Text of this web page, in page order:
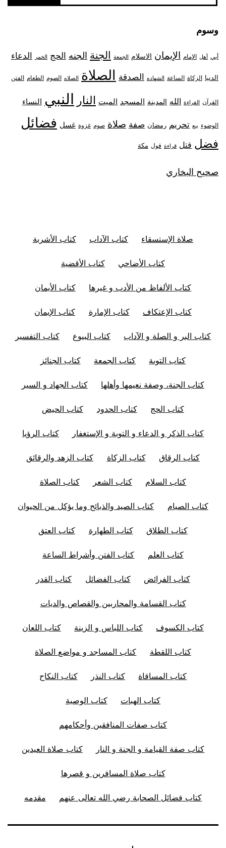
وسوم
أبي أهل الإمام الإيمان الاسلام الجمعة الجنة الجنه الحج الخمر الدعاء
الدنيا الزكاة الساعة الشهاده الصدقة الصلاة الصلاه الصوم الطعام الفتن
القرآن القراءة الله المدينة المسجد الميت النار النبي النساء
الوضوء بيع تحريم رمضان صفة صلاة صوم غزوة غسل فضائل
فضل قتل قراءة قول مكة
صحيح البخاري
صلاة الإستسقاء كتاب الآداب كتاب الأشربة
كتاب الأضاحي كتاب الأقضية
كتاب الألفاظ من الأدب و غيرها كتاب الأيمان
كتاب الإعتكاف كتاب الإمارة كتاب الإيمان
كتاب البر و الصلة و الآداب كتاب البيوع كتاب التفسير
كتاب التوبة كتاب الجمعة كتاب الجنائز
كتاب الجنة، وصفة نعيمها وأهلها كتاب الجهاد و السير
كتاب الحج كتاب الحدود كتاب الحيض
كتاب الذكر و الدعاء و التوبة و الإستغفار كتاب الرؤيا
كتاب الرقاق كتاب الزكاة كتاب الزهد والرقائق
كتاب السلام كتاب الشعر كتاب الصلاة
كتاب الصيام كتاب الصيد والذبائح وما يؤكل من الحيوان
كتاب الطلاق كتاب الطهارة كتاب العتق
كتاب العلم كتاب الفتن وأشراط الساعة
كتاب الفرائض كتاب الفضائل كتاب القدر
كتاب القسامة والمحاربين والقصاص والديات
كتاب الكسوف كتاب اللباس و الزينة كتاب اللعان
كتاب اللقطة كتاب المساجد و مواضع الصلاة
كتاب المساقاة كتاب النذر كتاب النكاح
كتاب الهبات كتاب الوصية
كتاب صفات المنافقين وأحكامهم
كتاب صفة القيامة و الجنة و النار كتاب صلاة العيدين
كتاب صلاة المسافرين و قصرها
كتاب فضائل الصحابة رضي الله تعالى عنهم مقدمه